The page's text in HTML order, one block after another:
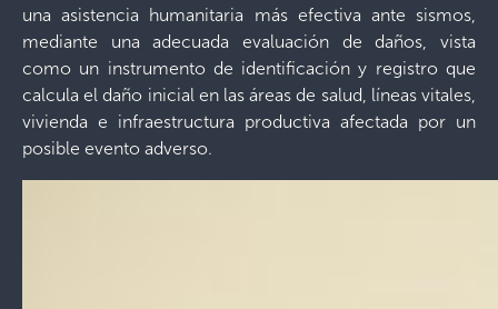
una asistencia humanitaria más efectiva ante sismos,
mediante una adecuada evaluación de daños, vista
como un instrumento de identificación y registro que
calcula el daño inicial en las áreas de salud, líneas vitales,
vivienda e infraestructura productiva afectada por un
posible evento adverso.